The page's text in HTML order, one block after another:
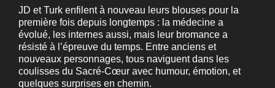
JD et Turk enfilent à nouveau leurs blouses pour la
première fois depuis longtemps : la médecine a
évolué, les internes aussi, mais leur bromance a
résisté à l’épreuve du temps. Entre anciens et
nouveaux personnages, tous naviguent dans les
coulisses du Sacré-Cœur avec humour, émotion, et
quelques surprises en chemin.